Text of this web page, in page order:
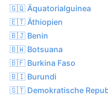
🇬🇶 Äquatorialguinea
🇪🇹 Äthiopien
🇧🇯 Benin
🇧🇼 Botsuana
🇧🇫 Burkina Faso
🇧🇮 Burundi
🇸🇹 Demokratische